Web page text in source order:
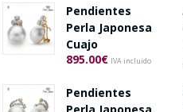
Pendientes
Perla Japonesa
Cuajo
895.00€ IVA incluido
Pendientes